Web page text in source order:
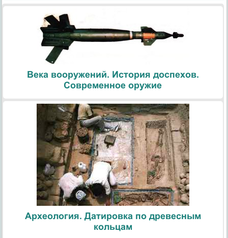
Века вооружений. История доспехов.
Современное оружие
Археология. Датировка по древесным
кольцам